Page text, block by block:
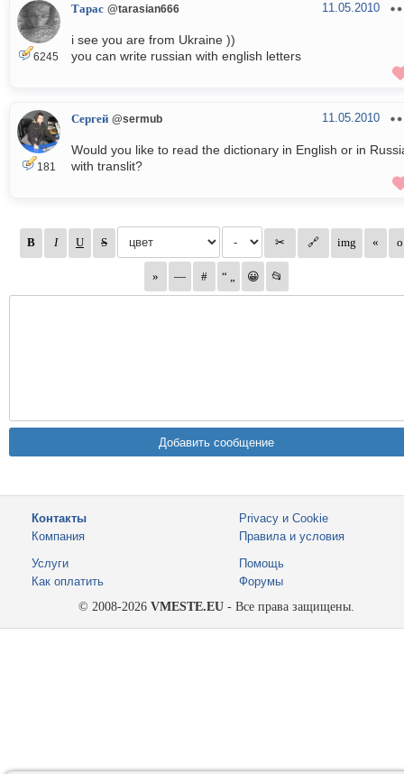
6245
Тарас @tarasian666 11.05.2010
i see you are from Ukraine ))
you can write russian with english letters
181
Сергей @sermub 11.05.2010
Would you like to read the dictionary in English or in
with translit?
Контакты
Компания
Privacy и Cookie
Правила и условия
Услуги
Как оплатить
Помощь
Форумы
© 2008-2026 VMESTE.EU - Все права защищены.